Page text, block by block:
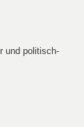
und politisch-